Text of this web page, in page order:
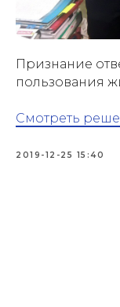
Признание
пользования
Смотреть
2019-12-25 15:40